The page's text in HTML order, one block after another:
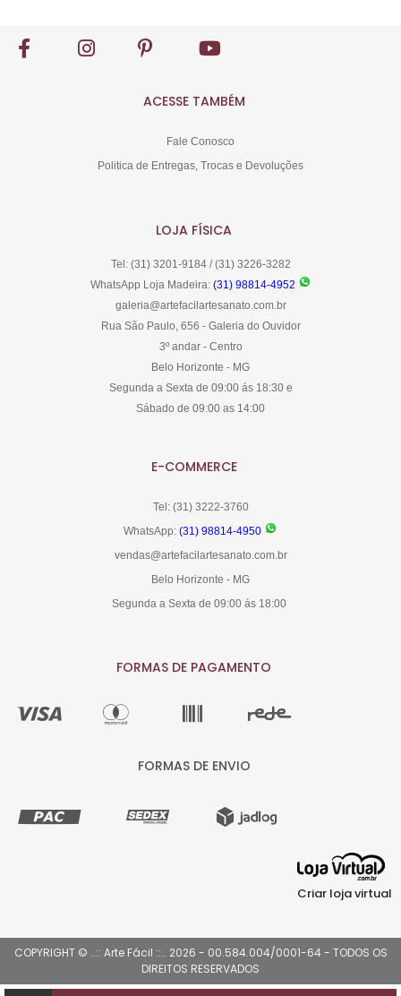
ACESSE TAMBÉM
Fale Conosco
Politica de Entregas, Trocas e Devoluções
LOJA FÍSICA
Tel: (31) 3201-9184 / (31) 3226-3282
WhatsApp Loja Madeira: (31) 98814-4952
galeria@artefacilartesanato.com.br
Rua São Paulo, 656 - Galeria do Ouvidor
3º andar - Centro
Belo Horizonte - MG
Segunda a Sexta de 09:00 ás 18:30 e
Sábado de 09:00 as 14:00
E-COMMERCE
Tel: (31) 3222-3760
WhatsApp: (31) 98814-4950
vendas@artefacilartesanato.com.br
Belo Horizonte - MG
Segunda a Sexta de 09:00 ás 18:00
FORMAS DE PAGAMENTO
FORMAS DE ENVIO
Criar loja virtual
COPYRIGHT © ..:: Arte Fácil ::.. 2026 - 00.584.004/0001-64 - TODOS OS
DIREITOS RESERVADOS